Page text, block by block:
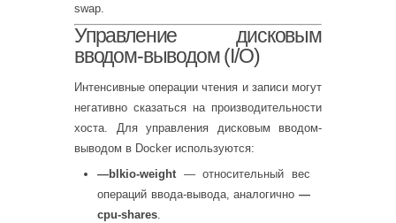
swap.
Управление дисковым
вводом-выводом (I/O)
Интенсивные операции чтения и записи могут
негативно сказаться на производительности
хоста. Для управления дисковым вводом-
выводом в Docker используются:
—blkio-weight— относительный вес
операций ввода-вывода, аналогично —
cpu-shares.